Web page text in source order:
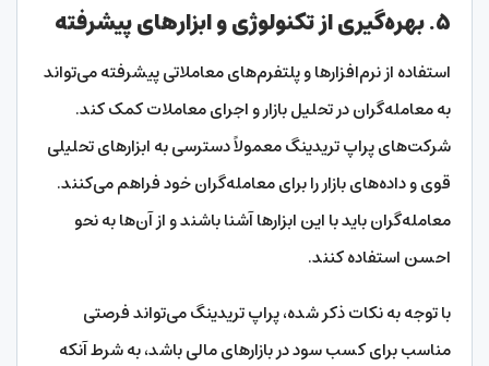
۵. بهره‌گیری از تکنولوژی و ابزارهای پیشرفته
استفاده از نرم‌افزارها و پلتفرم‌های معاملاتی پیشرفته می‌تواند
به معامله‌گران در تحلیل بازار و اجرای معاملات کمک کند.
شرکت‌های پراپ تریدینگ معمولاً دسترسی به ابزارهای تحلیلی
قوی و داده‌های بازار را برای معامله‌گران خود فراهم می‌کنند.
معامله‌گران باید با این ابزارها آشنا باشند و از آن‌ها به نحو
احسن استفاده کنند.
با توجه به نکات ذکر شده، پراپ تریدینگ می‌تواند فرصتی
مناسب برای کسب سود در بازارهای مالی باشد، به شرط آنکه